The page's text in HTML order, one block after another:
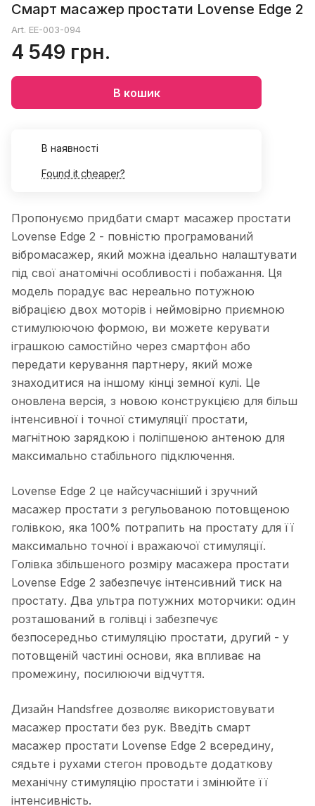
Смарт масажер простати Lovense Edge 2
Art. EE-003-094
4 549 грн.
В кошик
В наявності
Found it cheaper?
Пропонуємо придбати смарт масажер простати
Lovense Edge 2 - повністю програмований
вібромасажер, який можна ідеально налаштувати
під свої анатомічні особливості і побажання. Ця
модель порадує вас нереально потужною
вібрацією двох моторів і неймовірно приємною
стимулюючою формою, ви можете керувати
іграшкою самостійно через смартфон або
передати керування партнеру, який може
знаходитися на іншому кінці земної кулі. Це
оновлена ​​версія, з новою конструкцією для більш
інтенсивної і точної стимуляції простати,
магнітною зарядкою і поліпшеною антеною для
максимально стабільного підключення.
Lovense Edge 2 це найсучасніший і зручний
масажер простати з регульованою потовщеною
голівкою, яка 100% потрапить на простату для її
максимально точної і вражаючої стимуляції.
Голівка збільшеного розміру масажера простати
Lovense Edge 2 забезпечує інтенсивний тиск на
простату. Два ультра потужних моторчики: один
розташований в голівці і забезпечує
безпосередньо стимуляцію простати, другий - у
потовщеній частині основи, яка впливає на
промежину, посилюючи відчуття.
Дизайн Handsfree дозволяє використовувати
масажер простати без рук. Введіть смарт
масажер простати Lovense Edge 2 всередину,
сядьте і рухами стегон проводьте додаткову
механічну стимуляцію простати і змінюйте її
інтенсивність.